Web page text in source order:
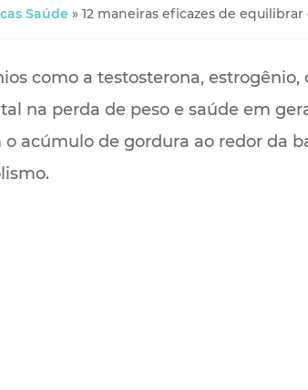
Saúde » 12 maneiras eficazes de
como a testosterona,
na perda de peso e saúde em
o acúmulo de gordura ao redor da